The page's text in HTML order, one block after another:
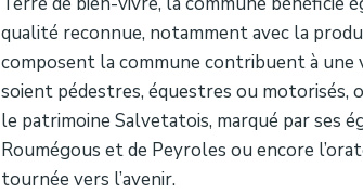
qualité reconnue, notamment avec la
composent la commune contribuent à une
soient pédestres, équestres ou
le patrimoine Salvetatois, marqué par ses
Roumégous et de Peyroles ou encore
tournée vers l’avenir.